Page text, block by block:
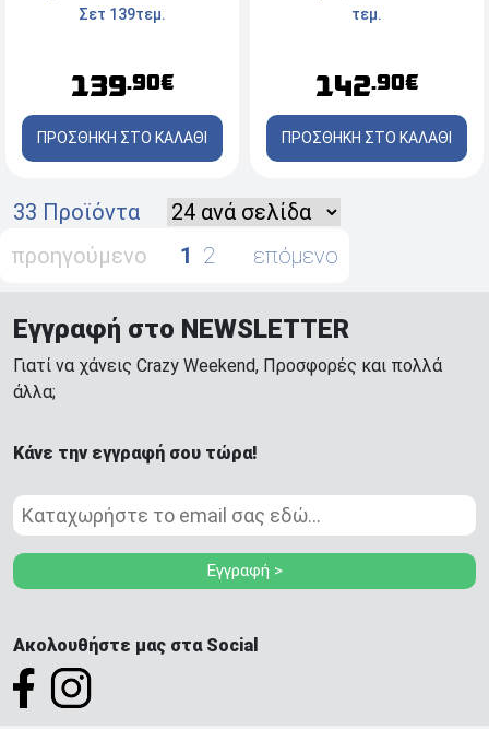
Σετ 139τεμ.
139.90€
ΠΡΟΣΘΗΚΗ ΣΤΟ ΚΑΛΑΘΙ
τεμ.
142.90€
ΠΡΟΣΘΗΚΗ ΣΤΟ ΚΑΛΑΘΙ
33 Προϊόντα
προηγούμενο
1 2 επόμενο
Εγγραφή στο NEWSLETTER
Γιατί να χάνεις Crazy Weekend, Προσφορές και πολλά
άλλα;
Κάνε την εγγραφή σου τώρα!
Εγγραφή >
Ακολουθήστε μας στα Social